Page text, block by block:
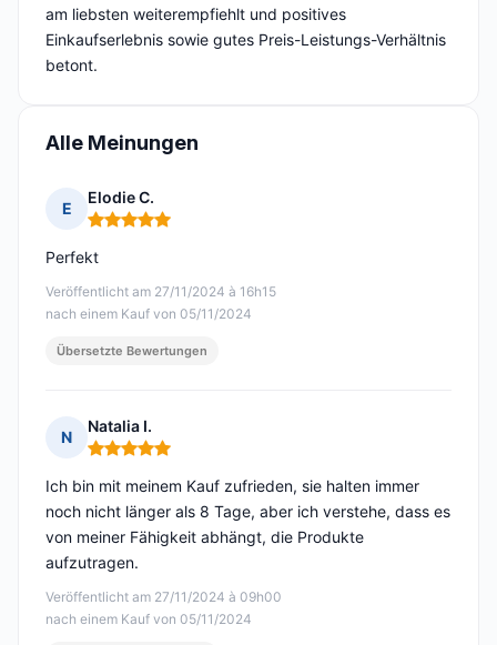
am liebsten weiterempfiehlt und positives
Einkaufserlebnis sowie gutes Preis-Leistungs-Verhältnis
betont.
Alle Meinungen
E
Elodie C.
Hinweis: 5 von 5
Veröffentlicht am 27/11/2024 à 16h15
nach einem Kauf von 05/11/2024
Perfekt
Übersetzte Bewertungen
N
Natalia I.
Hinweis: 5 von 5
Veröffentlicht am 27/11/2024 à 09h00
nach einem Kauf von 05/11/2024
Ich bin mit meinem Kauf zufrieden, sie halten immer
noch nicht länger als 8 Tage, aber ich verstehe, dass es
von meiner Fähigkeit abhängt, die Produkte
aufzutragen.